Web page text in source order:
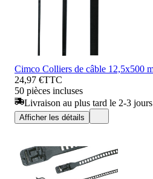
Cimco Colliers de câble 12,5x500
24,97 €TTC
50 pièces incluses
Livraison au plus tard le 2-3
Afficher les détails